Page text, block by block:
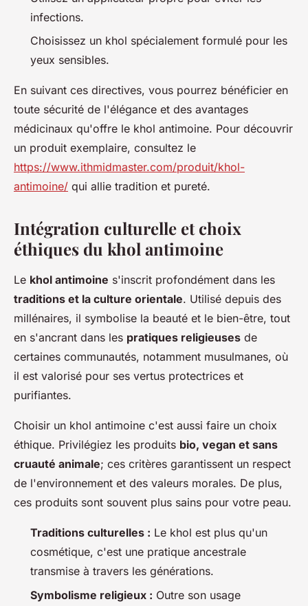
infections.
Choisissez un khol spécialement formulé pour les
yeux sensibles.
En suivant ces directives, vous pourrez bénéficier en
toute sécurité de l'élégance et des avantages
médicinaux qu'offre le khol antimoine. Pour découvrir
un produit exemplaire, consultez le
https://www.ithmidmaster.com/produit/khol-
antimoine/ qui allie tradition et pureté.
Intégration culturelle et choix
éthiques du khol antimoine
Le khol antimoine s'inscrit profondément dans les
traditions et la culture orientale. Utilisé depuis des
millénaires, il symbolise la beauté et le bien-être, tout
en s'ancrant dans les pratiques religieuses de
certaines communautés, notamment musulmanes, où
il est valorisé pour ses vertus protectrices et
purifiantes.
Choisir un khol antimoine c'est aussi faire un choix
éthique. Privilégiez les produits bio, vegan et sans
cruauté animale; ces critères garantissent un respect
de l'environnement et des valeurs morales. De plus,
ces produits sont souvent plus sains pour votre peau.
Traditions culturelles : Le khol est plus qu'un
cosmétique, c'est une pratique ancestrale
transmise à travers les générations.
Symbolisme religieux : Outre son usage